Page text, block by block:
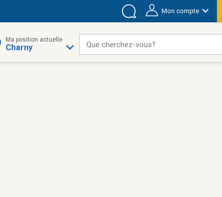
Mon compte
Ma position actuelle
Charny Que cherchez-vous?